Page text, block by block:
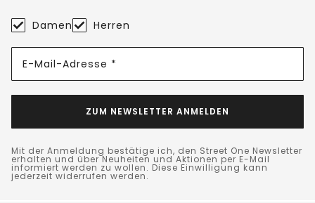
Damen Herren
E-Mail-Adresse *
ZUM NEWSLETTER ANMELDEN
Mit der Anmeldung bestätige ich, den Street One Newsletter
erhalten und über Neuheiten und Aktionen per E-Mail
informiert werden zu wollen. Diese Einwilligung kann
jederzeit widerrufen werden.